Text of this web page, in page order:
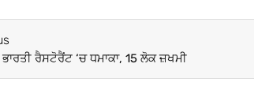
ਭਾਰਤੀ ਰੈਸਟੋਰੈਂਟ ‘ਚ ਧਮਾਕਾ, 15 ਲੋਕ ਜ਼ਖਮੀ